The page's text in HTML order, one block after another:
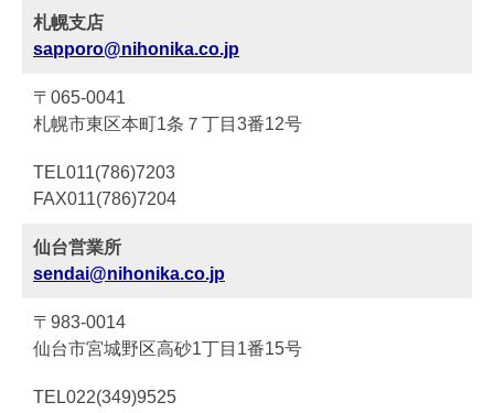
札幌支店
sapporo@nihonika.co.jp
〒065-0041
札幌市東区本町1条７丁目3番12号
TEL011(786)7203
FAX011(786)7204
仙台営業所
sendai@nihonika.co.jp
〒983-0014
仙台市宮城野区高砂1丁目1番15号
TEL022(349)9525